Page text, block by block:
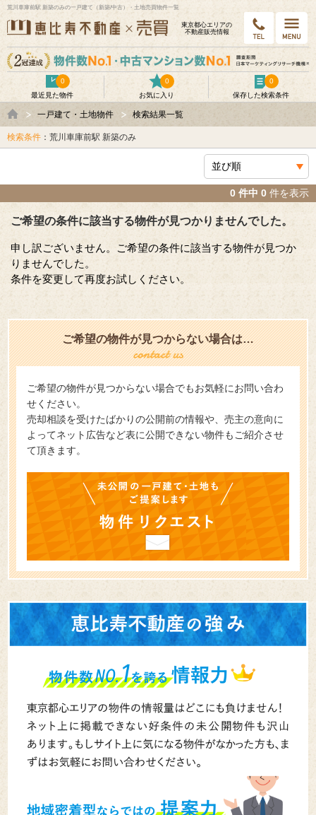
荒川車庫前駅 新築のみの一戸建て（新築/中古）・土地売買物件一覧
東京都⼼エリアの
不動産販売情報
最近見た物件
0
お気に入り
0
保存した検索条件
0
一戸建て・土地物件 検索結果一覧
検索条件 ：荒川車庫前駅 新築のみ
0 件中 0 件を表示
ご希望の条件に該当する物件が見つかりませんでした。
申し訳ございません。ご希望の条件に該当する物件が見つか
りませんでした。
条件を変更して再度お試しください。
ご希望の物件が見つからない場合は…
ご希望の物件が見つからない場合でもお気軽にお問い合わ
せください。
売却相談を受けたばかりの公開前の情報や、売主の意向に
よってネット広告など表に公開できない物件もご紹介させ
て頂きます。